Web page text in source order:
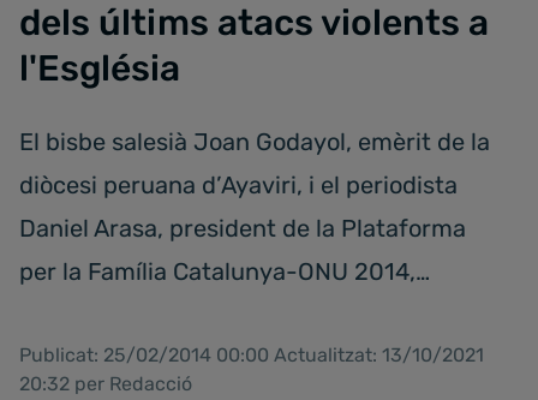
dels últims atacs violents a
l'Església
El bisbe salesià Joan Godayol, emèrit de la
diòcesi peruana d’Ayaviri, i el periodista
Daniel Arasa, president de la Plataforma
per la Família Catalunya-ONU 2014,…
Publicat: 25/02/2014 00:00 Actualitzat: 13/10/2021
20:32 per Redacció